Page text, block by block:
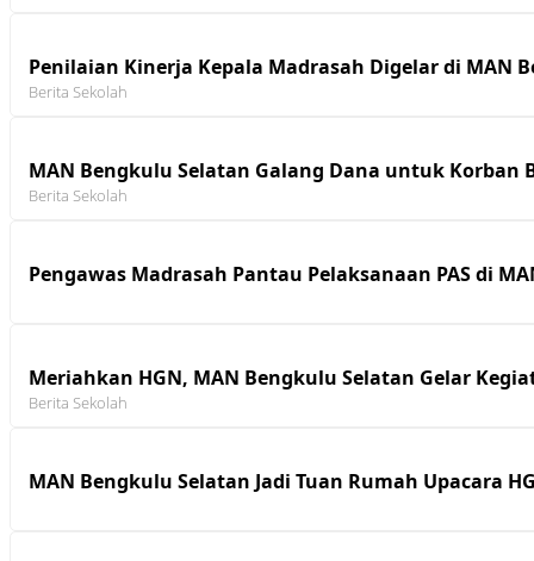
Penilaian Kinerja Kepala Madrasah Digelar di MAN
Berita Sekolah
MAN Bengkulu Selatan Galang Dana untuk Korban
Berita Sekolah
Pengawas Madrasah Pantau Pelaksanaan PAS di
Meriahkan HGN, MAN Bengkulu Selatan Gelar
Berita Sekolah
MAN Bengkulu Selatan Jadi Tuan Rumah Upacara